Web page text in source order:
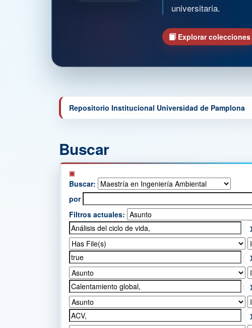
universitaria.
Explorar colecciones
Repositorio Institucional Universidad de Pamplona
Buscar
Buscar:
por
Filtros actuales: